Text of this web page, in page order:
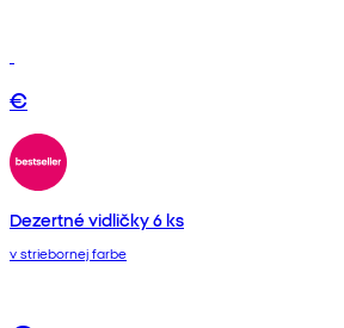
€
Dezertné vidličky 6 ks
v striebornej farbe